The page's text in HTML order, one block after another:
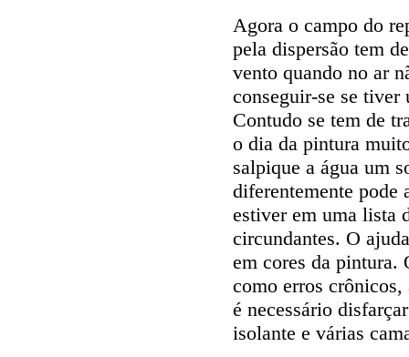
Agora o campo do
pela dispersão tem
vento quando no ar
conseguir-se se tiver
Contudo se tem de
o dia da pintura
salpique a água um
diferentemente pode
estiver em uma lista
circundantes. O
em cores da pintura.
como erros
é necessário
isolante e várias